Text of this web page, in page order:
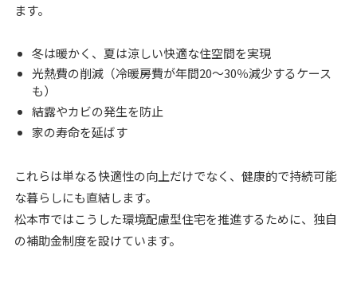
ます。
冬は暖かく、夏は涼しい快適な住空間を実現
光熱費の削減（冷暖房費が年間20〜30％減少するケース
も）
結露やカビの発生を防止
家の寿命を延ばす
これらは単なる快適性の向上だけでなく、健康的で持続可能
な暮らしにも直結します。
松本市ではこうした環境配慮型住宅を推進するために、独自
の補助金制度を設けています。